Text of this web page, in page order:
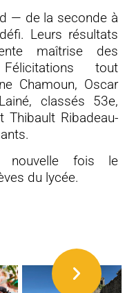
— de la seconde à
Leurs résultats
maîtrise des
tout
Chamoun, Oscar
classés 53e,
Thibault Ribadeau-
nouvelle fois le
du lycée.